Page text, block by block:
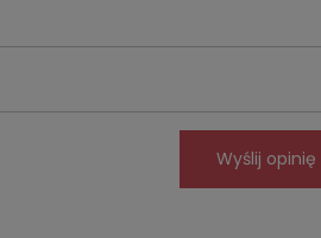
Wyślij opinię